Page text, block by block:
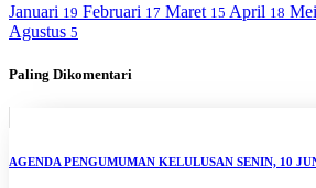
Januari 19 Februari 17 Maret 15 April 18 Mei
Agustus 5
Paling Dikomentari
AGENDA PENGUMUMAN KELULUSAN SENIN, 10